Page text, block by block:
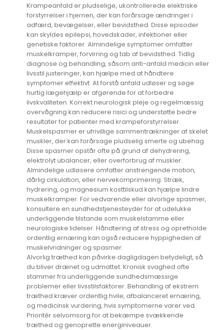
Krampeanfald er pludselige, ukontrollerede elektriske
forstyrrelser i hjernen, der kan forårsage ændringer i
adfærd, bevægelser, eller bevidsthed. Disse episoder
kan skyldes epilepsi, hovedskader, infektioner eller
genetiske faktorer. Almindelige symptomer omfatter
muskelkramper, forvirring og tab af bevidsthed. Tidlig
diagnose og behandling, såsom anti-anfald medicin eller
livsstil justeringer, kan hjælpe med at håndtere
symptomer effektivt. At forstå anfald udløser og søge
hurtig lægehjælp er afgørende for at forbedre
livskvaliteten. Korrekt neurologisk pleje og regelmæssig
overvågning kan reducere risici og understøtte bedre
resultater for patienter med krampeforstyrrelser.
Muskelspasmer er ufrivillige sammentrækninger af skelet
muskler, der kan forårsage pludselig smerte og ubehag.
Disse spasmer opstår ofte på grund af dehydrering,
elektrolyt ubalancer, eller overforbrug af muskler.
Almindelige udløsere omfatter anstrengende motion,
dårlig cirkulation, eller nervekomprimering. Stræk,
hydrering, og magnesium kosttilskud kan hjælpe lindre
muskelkramper. For vedvarende eller alvorlige spasmer,
konsultere en sundhedstjenesteyder for at udelukke
underliggende tilstande som muskelstamme eller
neurologiske lidelser. Håndtering af stress og opretholde
ordentlig ernæring kan også reducere hyppigheden af
muskelvridninger og spasmer.
Alvorlig træthed kan påvirke dagligdagen betydeligt, så
du bliver drænet og udmattet. Kronisk svaghed ofte
stammer fra underliggende sundhedsmæssige
problemer eller livsstilsfaktorer. Behandling af ekstrem
træthed kræver ordentlig hvile, afbalanceret ernæring,
og medicinsk vurdering, hvis symptomerne varer ved.
Prioritér selvomsorg for at bekæmpe svækkende
træthed og genoprette energiniveauer.